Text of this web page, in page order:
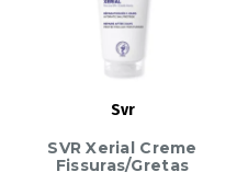
Svr
SVR Xerial Creme
Fissuras/Gretas